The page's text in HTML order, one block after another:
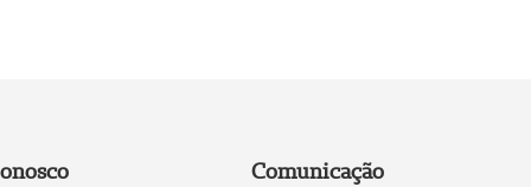
Comunicação